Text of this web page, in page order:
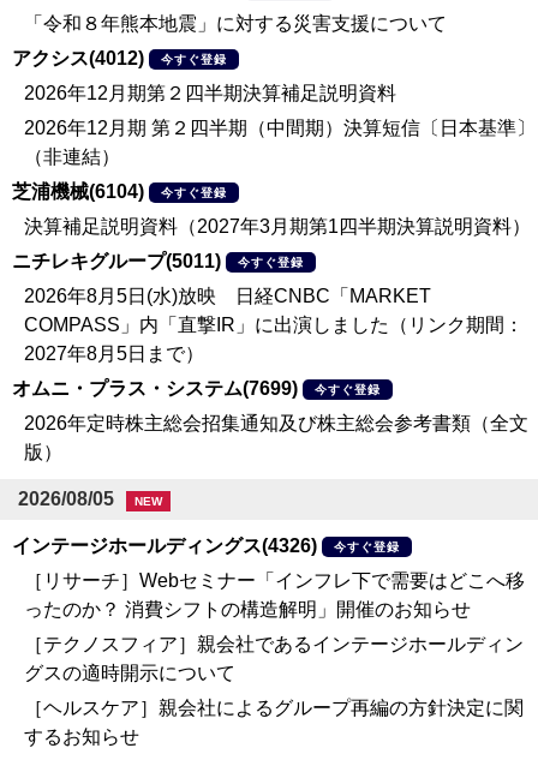
「令和８年熊本地震」に対する災害支援について
アクシス(4012)
今すぐ登録
2026年12月期第２四半期決算補足説明資料
2026年12月期 第２四半期（中間期）決算短信〔日本基準〕
（非連結）
芝浦機械(6104)
今すぐ登録
決算補足説明資料（2027年3月期第1四半期決算説明資料）
ニチレキグループ(5011)
今すぐ登録
2026年8月5日(水)放映 日経CNBC「MARKET
COMPASS」内「直撃IR」に出演しました（リンク期間：
2027年8月5日まで）
オムニ・プラス・システム(7699)
今すぐ登録
2026年定時株主総会招集通知及び株主総会参考書類（全文
版）
2026/08/05 NEW
インテージホールディングス(4326) 今すぐ登録
［リサーチ］Webセミナー「インフレ下で需要はどこへ移
ったのか？ 消費シフトの構造解明」開催のお知らせ
［テクノスフィア］親会社であるインテージホールディン
グスの適時開示について
［ヘルスケア］親会社によるグループ再編の方針決定に関
するお知らせ